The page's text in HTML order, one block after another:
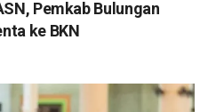
Pemkab Bulungan
ke BKN